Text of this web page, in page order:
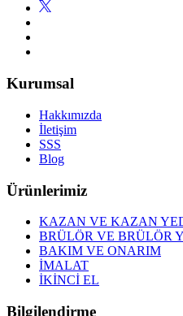
Kurumsal
Hakkımızda
İletişim
SSS
Blog
Ürünlerimiz
KAZAN VE KAZAN
BRÜLÖR VE BRÜLÖR
BAKIM VE ONARIM
İMALAT
İKİNCİ EL
Bilgilendirme